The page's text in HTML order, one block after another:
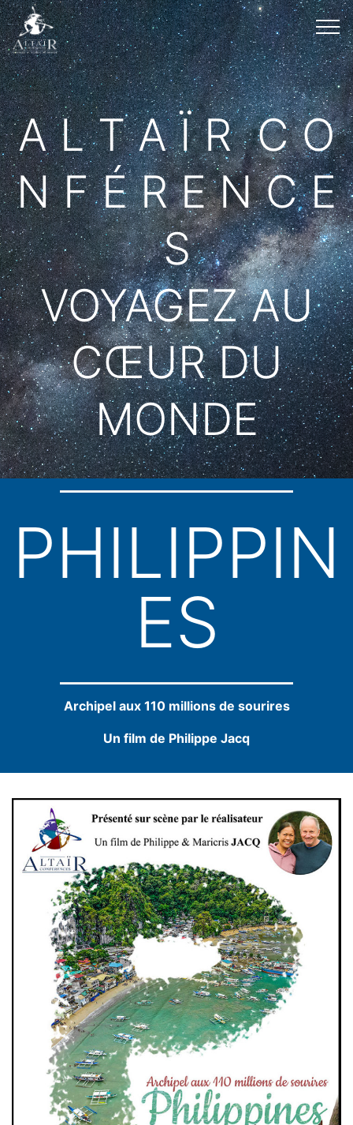
A L T A Ï R C O
N F É R E N C E
S
VOYAGEZ AU
CŒUR DU
MONDE
PHILIPPIN
ES
Archipel aux 110 millions de sourires
Un film de Philippe Jacq